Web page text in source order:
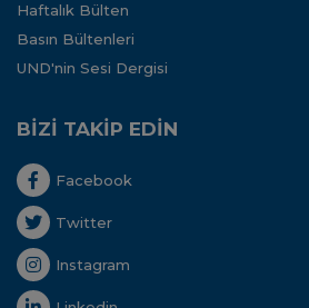
Haftalık Bülten
Basın Bültenleri
UND'nin Sesi Dergisi
BİZİ TAKİP EDİN
Facebook
Twitter
Instagram